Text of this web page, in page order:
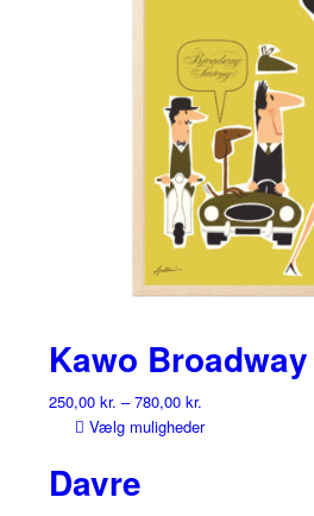
Kawo Broadway
250,00 kr. –780,00 kr.
Vælg muligheder
Davre